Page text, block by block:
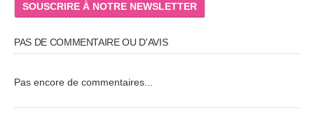
SOUSCRIRE À NOTRE NEWSLETTER
PAS DE COMMENTAIRE OU D'AVIS
Pas encore de commentaires...